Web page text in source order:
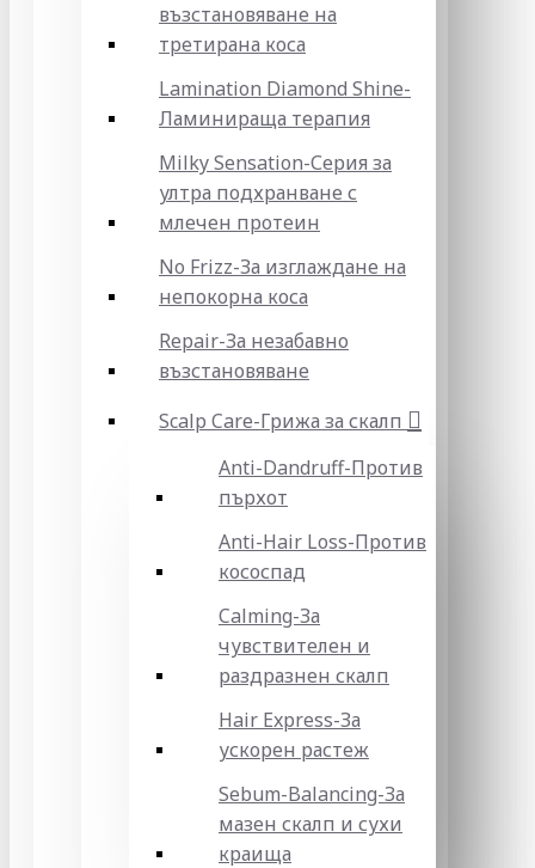
възстановяване на
третирана коса
Lamination Diamond Shine-
Ламинираща терапия
Milky Sensation-Серия за
ултра подхранване с
млечен протеин
No Frizz-За изглаждане на
непокорна коса
Repair-За незабавно
възстановяване
Scalp Care-Грижа за скалп
Anti-Dandruff-Против
пърхот
Anti-Hair Loss-Против
кососпад
Calming-За
чувствителен и
раздразнен скалп
Hair Express-За
ускорен растеж
Sebum-Balancing-За
мазен скалп и сухи
краища